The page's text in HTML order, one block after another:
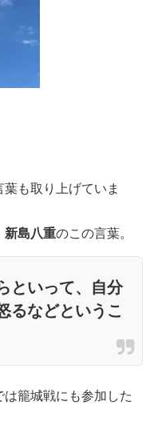
も取り上げていま
新島八重のこの言葉。
といって、自分
るなどというこ
籠城戦にも参加した